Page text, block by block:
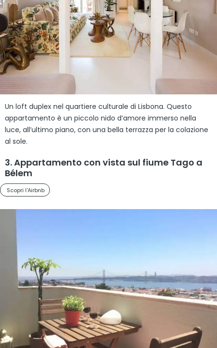
Un loft duplex nel quartiere culturale di Lisbona. Questo
appartamento è un piccolo nido d’amore immerso nella
luce, all’ultimo piano, con una bella terrazza per la colazione
al sole.
3. Appartamento con vista sul fiume Tago a
Bélem
Scopri l'Airbnb